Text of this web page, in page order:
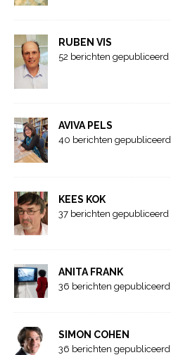
RUBEN VIS
52 berichten gepubliceerd
AVIVA PELS
40 berichten gepubliceerd
KEES KOK
37 berichten gepubliceerd
ANITA FRANK
36 berichten gepubliceerd
SIMON COHEN
36 berichten gepubliceerd